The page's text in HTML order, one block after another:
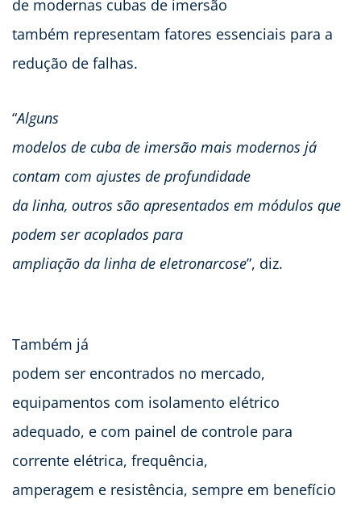
de modernas cubas de imersão
também representam fatores essenciais para a
redução de falhas.
“Alguns
modelos de cuba de imersão mais modernos já
contam com ajustes de profundidade
da linha, outros são apresentados em módulos que
podem ser acoplados para
ampliação da linha de eletronarcose”, diz.
Também já
podem ser encontrados no mercado,
equipamentos com isolamento elétrico
adequado, e com painel de controle para
corrente elétrica, frequência,
amperagem e resistência, sempre em benefício